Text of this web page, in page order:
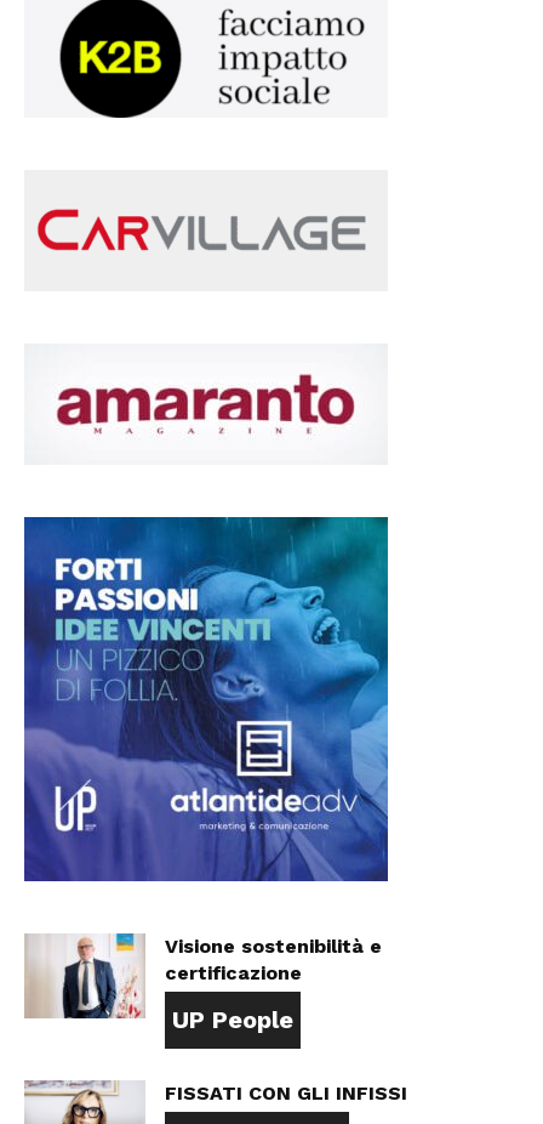
Visione sostenibilità e
certificazione
UP People
FISSATI CON GLI INFISSI